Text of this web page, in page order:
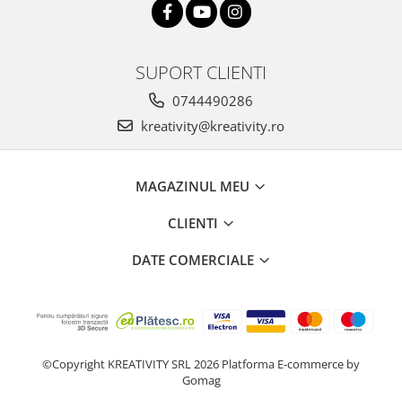
SUPORT CLIENTI
0744490286
kreativity@kreativity.ro
MAGAZINUL MEU
CLIENTI
DATE COMERCIALE
©Copyright KREATIVITY SRL 2026 Platforma E-commerce by
Gomag